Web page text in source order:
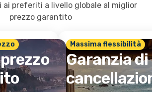
ai preferiti a livello globale al miglior
prezzo garantito
Massima flessibilità
Garanzia di